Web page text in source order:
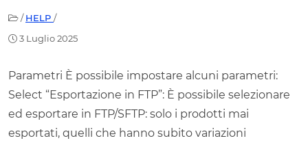
/HELP /
3 Luglio 2025
Parametri È possibile impostare alcuni parametri:
Select “Esportazione in FTP”: È possibile selezionare
ed esportare in FTP/SFTP: solo i prodotti mai
esportati, quelli che hanno subito variazioni